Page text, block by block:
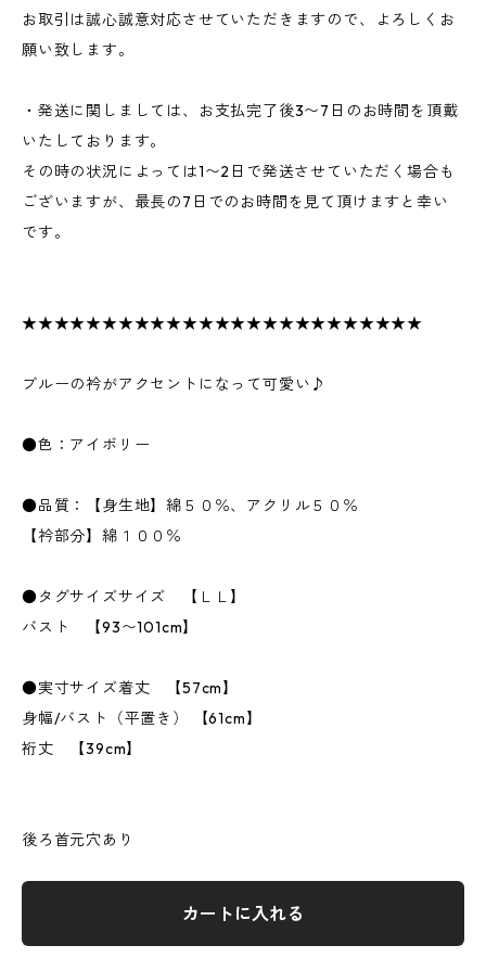
お取引は誠心誠意対応させていただきますので、よろしくお
願い致します。
・発送に関しましては、お支払完了後3〜7日のお時間を頂戴
いたしております。
その時の状況によっては1〜2日で発送させていただく場合も
ございますが、最長の7日でのお時間を見て頂けますと幸い
です。
★★★★★★★★★★★★★★★★★★★★★★★★★
ブルーの衿がアクセントになって可愛い♪
●色：アイボリー
●品質：【身生地】綿５０％、アクリル５０％
【衿部分】綿１００％
●タグサイズサイズ 【ＬＬ】
バスト 【93〜101cm】
●実寸サイズ着丈 【57cm】
身幅/バスト（平置き） 【61cm】
裄丈 【39cm】
後ろ首元穴あり
カートに入れる